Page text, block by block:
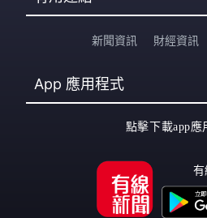
新聞資訊 財經資訊
App 應用程式
點擊下載app應
有